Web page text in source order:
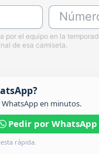
por el equipo en la
de esa camiseta.
en minutos.
Pedir por WhatsApp
rápida.